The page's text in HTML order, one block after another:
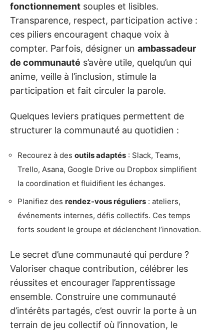
fonctionnement souples et lisibles.
Transparence, respect, participation active :
ces piliers encouragent chaque voix à
compter. Parfois, désigner un ambassadeur
de communauté s’avère utile, quelqu’un qui
anime, veille à l’inclusion, stimule la
participation et fait circuler la parole.
Quelques leviers pratiques permettent de
structurer la communauté au quotidien :
Recourez à des outils adaptés : Slack, Teams,
Trello, Asana, Google Drive ou Dropbox simplifient
la coordination et fluidifient les échanges.
Planifiez des rendez-vous réguliers : ateliers,
événements internes, défis collectifs. Ces temps
forts soudent le groupe et déclenchent l’innovation.
Le secret d’une communauté qui perdure ?
Valoriser chaque contribution, célébrer les
réussites et encourager l’apprentissage
ensemble. Construire une communauté
d’intérêts partagés, c’est ouvrir la porte à un
terrain de jeu collectif où l’innovation, le